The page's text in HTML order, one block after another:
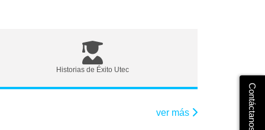
Historias de Éxito Utec
ver más Contáctanos